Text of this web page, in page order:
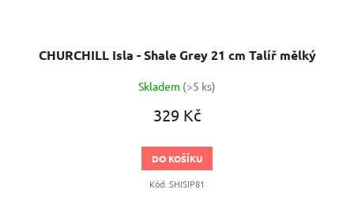
CHURCHILL Isla - Shale Grey 21 cm Talíř mělký
Skladem (>5 ks)
329 Kč
DO KOŠÍKU
Kód: SHISIP81